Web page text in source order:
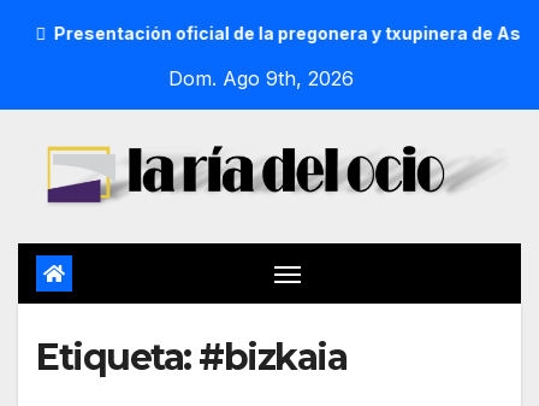
oficial de la pregonera y txupinera de Aste Nagusia
Dom. Ago 9th, 2026
Etiqueta:#bizkaia